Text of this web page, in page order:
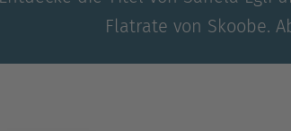
Flatrate von Skoobe.